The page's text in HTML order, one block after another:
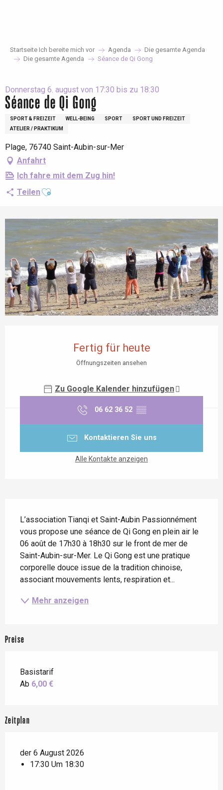
Startseite Ich bereite mich vor Agenda
Die gesamte Agenda
Die gesamte Agenda
Séance de Qi Gong
Donnerstag 6. august von 17:30 bis zu 18:30
Séance de Qi Gong
SPORT & FREIZEIT WELL-BEING SPORT
SPORT UND FREIZEIT
ATELIER / PRAKTIKUM
Plage, 76740 Saint-Aubin-sur-Mer
Anfahrt
Ich fahre mit dem Zug hin!
TeilenAjouter aux favoris
Fertig für heute
Öffnungszeiten ansehen
Zu Google Kalender hinzufügen
06 62 36 52 ▒▒
Kontaktieren Sie uns
Alle Kontakte anzeigen
L’association Tianqi et Saint-Aubin Passionnément
vous propose une séance de Qi Gong en plein air le
06 août de 17h30 à 18h30 sur le front de mer de
Saint-Aubin-sur-Mer. Le Qi Gong est une pratique
corporelle douce issue de la tradition chinoise,
associant mouvements lents, respiration et...
Mehr anzeigen
Preise
Basistarif
Ab 6,00 €
Zeitplan
der 6 August 2026
17:30 Um 18:30